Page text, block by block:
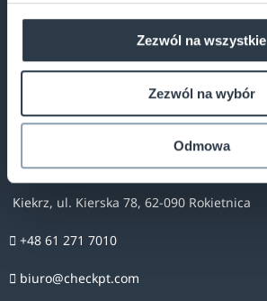
Zezwól na wszystkie
Zezwól na wybór
Odmowa
Etykiety RF
Partner Portal
Kiekrz, ul. Kierska 78, 62-090 Rokietnica
+48 61 271 7010
biuro@checkpt.com